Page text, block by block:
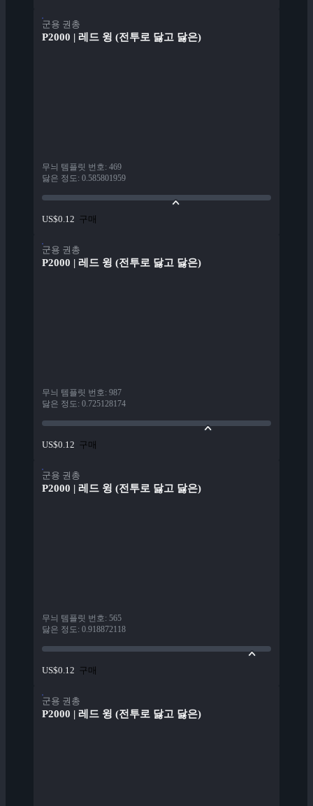
군용 권총
P2000 | 레드 윙 (전투로 닳고 닳은)
무늬 템플릿 번호: 469
닳은 정도: 0.585801959
US$0.12 구매
군용 권총
P2000 | 레드 윙 (전투로 닳고 닳은)
무늬 템플릿 번호: 987
닳은 정도: 0.725128174
US$0.12 구매
군용 권총
P2000 | 레드 윙 (전투로 닳고 닳은)
무늬 템플릿 번호: 565
닳은 정도: 0.918872118
US$0.12 구매
군용 권총
P2000 | 레드 윙 (전투로 닳고 닳은)